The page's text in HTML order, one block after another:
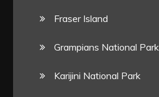
Fraser Island
Grampians National Park
Karijini National Park